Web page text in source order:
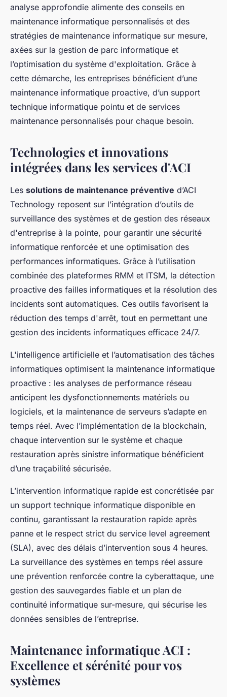
analyse approfondie alimente des conseils en
maintenance informatique personnalisés et des
stratégies de maintenance informatique sur mesure,
axées sur la gestion de parc informatique et
l’optimisation du système d'exploitation. Grâce à
cette démarche, les entreprises bénéficient d’une
maintenance informatique proactive, d’un support
technique informatique pointu et de services
maintenance personnalisés pour chaque besoin.
Technologies et innovations
intégrées dans les services d'ACI
Les solutions de maintenance préventive d’ACI
Technology reposent sur l’intégration d’outils de
surveillance des systèmes et de gestion des réseaux
d'entreprise à la pointe, pour garantir une sécurité
informatique renforcée et une optimisation des
performances informatiques. Grâce à l’utilisation
combinée des plateformes RMM et ITSM, la détection
proactive des failles informatiques et la résolution des
incidents sont automatiques. Ces outils favorisent la
réduction des temps d'arrêt, tout en permettant une
gestion des incidents informatiques efficace 24/7.
L'intelligence artificielle et l’automatisation des tâches
informatiques optimisent la maintenance informatique
proactive : les analyses de performance réseau
anticipent les dysfonctionnements matériels ou
logiciels, et la maintenance de serveurs s’adapte en
temps réel. Avec l’implémentation de la blockchain,
chaque intervention sur le système et chaque
restauration après sinistre informatique bénéficient
d’une traçabilité sécurisée.
L’intervention informatique rapide est concrétisée par
un support technique informatique disponible en
continu, garantissant la restauration rapide après
panne et le respect strict du service level agreement
(SLA), avec des délais d’intervention sous 4 heures.
La surveillance des systèmes en temps réel assure
une prévention renforcée contre la cyberattaque, une
gestion des sauvegardes fiable et un plan de
continuité informatique sur-mesure, qui sécurise les
données sensibles de l’entreprise.
Maintenance informatique ACI :
Excellence et sérénité pour vos
systèmes